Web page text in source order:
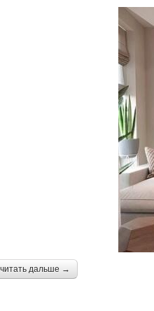
читать дальше →